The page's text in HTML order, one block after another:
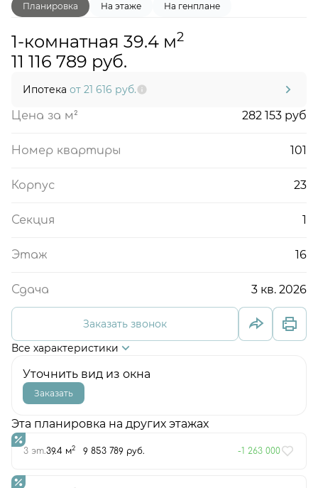
Планировка На этаже На генплане
1-комнатная 39.4 м2
11 116 789 руб.
Ипотека от 21 616 руб.
Цена за м² 282 153 руб
Номер квартиры 101
Корпус 23
Секция 1
Этаж 16
Сдача 3 кв. 2026
Заказать звонок
Все характеристики
Уточнить вид из окна
Заказать
Эта планировка на других этажах
3 эт.39.4 м2 9 853 789 руб. -1 263 000